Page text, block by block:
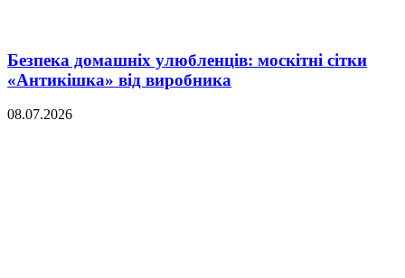
Безпека домашніх улюбленців: москітні сітки
«Антикішка» від виробника
08.07.2026